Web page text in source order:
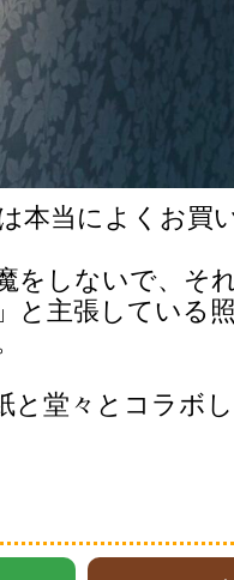
本当によくお買
をしないで、そ
と主張している
と堂々とコラボ